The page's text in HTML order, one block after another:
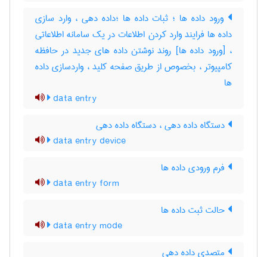
ورود داده ها ؛ ثبات داده ها ؛داده دهی ، وارد سازی
داده ها فرایند وارد کردن اطلاعات در یک سامانه اطلاعاتی
، [ورود داده ها] روند نوشتن داده های جدید در حافظه
کامپیوتر ، بخصوص از طریق صفحه کلید ، واردسازی داده
‌ها
data entry
دستگاه داده دهی ، دستگاه داده‌ دهی
data entry device
فرم ورودی داده ها
data entry form
حالت ثبت داده ها
data entry mode
متصدی داده دهی